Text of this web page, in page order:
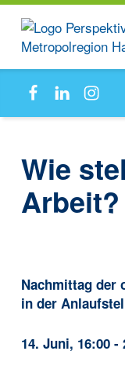
PAG-
MRH
Anlaufstelle für Beschäftigte und Betriebe
Facebook
Linkedin
Wie
Arbeit?
Nachmittag der
in der
14. Juni, 16:00 -